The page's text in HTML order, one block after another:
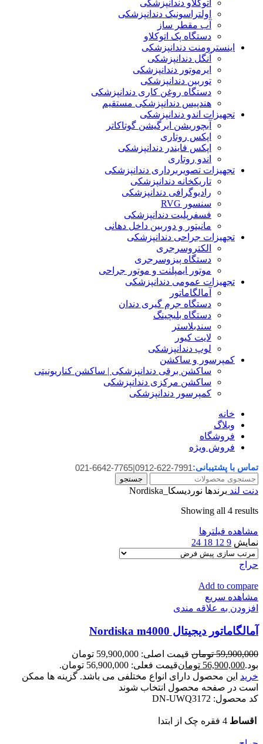
اتوکلاو دندانپزشکی
اولتراسونیک دندانپزشکی
آب مقطر ساز
دستگاه پک اتوکلاو
اینسترومنت دندانپزشکی
آنگل دندانپزشکی
ایرموتور دندانپزشکی
توربین دندانپزشکی
دستگاه روغن کاری دندانپزشکی
هندپیس دندانپزشکی مستقیم
تجهیزات اندو دندانپزشکی
آبچوریشن ایرگیشن گوتاکاتر
اپکس روتاری
اپکس فایندر دندانپزشکی
اندو روتاری
تجهیزات تصویربرداری دندانپزشکی
تاریکخانه دندانپزشکی
رادیوگرافی دندانپزشکی
سنسور RVG
فسفرپلیت دندانپزشکی
مانیتور و دوربین داخل دهانی
تجهیزات جراحی دندانپزشکی
الکتروسرجری
دستگاه پیزوسرجری
موتور ایمپلنت و موتور جراحی
تجهیزات عمومی دندانپزشکی
آمالگاماتور
دستگاه جرم گیری دندان
دستگاه بلیچینگ
سندبلاستر
لایت کیور
لوپ دندانپزشکی
کمپرسور و ساکشن
ساکشن برقی دندانپزشکی | ساکشن کناریونیتی
ساکشن مرکزی دندانپزشکی
کمپرسور دندانپزشکی
خانه
وبلاگ
فروشگاه
فروش ویژه
تماس با پشتیبانی:0912-622-7991
|
021-6642-7765
جستجو
دنت لند برندها نوردیسکا_Nordiska
Showing all 4 results
مشاهده فیلترها
نمایش 9
12
18
24
حراج
Add to compare
مشاهده سریع
افزودن به علاقه مندی
آمالگاماتور دیجیتال Nordiska m4000
59,900,000 تومان
قیمت اصلی: 59,900,000 تومان
بود.56,900,000 تومانقیمت فعلی: 56,900,000 تومان.
خرید این محصول دارای انواع مختلفی می باشد. گزینه ها ممکن
است در صفحه محصول انتخاب شوند
کد محصول: DN-UWQ3172
اقساط 4 فقره چک از ابتدا